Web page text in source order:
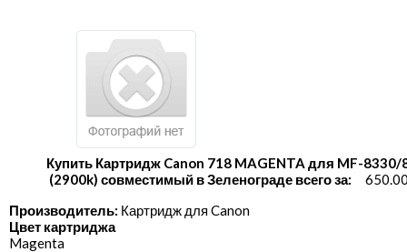
Купить Картридж Canon 718 MAGENTA для MF-8330/
(2900k) совместимый в Зеленограде всего за:
Производитель: Картридж для Canon
Цвет картриджа
Magenta